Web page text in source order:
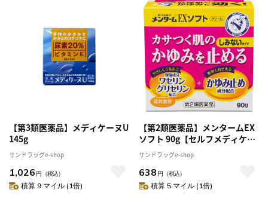
【第3類医薬品】メディケーヌU
145g
サンドラッグe-shop
1,026 円 （税込）
積算 9 マイル (1倍)
【第2類医薬品】メンタームEX
ソフト 90g【セルフメディケー
ション税制対象】
サンドラッグe-shop
638 円 （税込）
積算 5 マイル (1倍)